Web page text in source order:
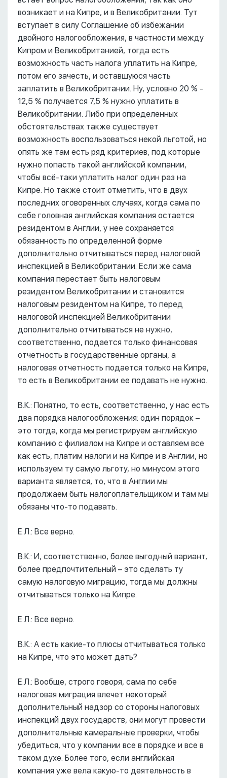
возникает и на Кипре, и в Великобритании. Тут
вступает в силу Соглашение об избежании
двойного налогообложения, в частности между
Кипром и Великобританией, тогда есть
возможность часть налога уплатить на Кипре,
потом его зачесть, и оставшуюся часть
заплатить в Великобритании. Ну, условно 20 % -
12,5 % получается 7,5 % нужно уплатить в
Великобритании. Либо при определенных
обстоятельствах также существует
возможность воспользоваться некой льготой, но
опять же там есть ряд критериев, под которые
нужно попасть такой английской компании,
чтобы всё-таки уплатить налог один раз на
Кипре. Но также стоит отметить, что в двух
последних оговоренных случаях, когда сама по
себе головная английская компания остается
резидентом в Англии, у нее сохраняется
обязанность по определенной форме
дополнительно отчитываться перед налоговой
инспекцией в Великобритании. Если же сама
компания перестает быть налоговым
резидентом Великобритании и становится
налоговым резидентом на Кипре, то перед
налоговой инспекцией Великобритании
дополнительно отчитываться не нужно,
соответственно, подается только финансовая
отчетность в государственные органы, а
налоговая отчетность подается только на Кипре,
то есть в Великобритании ее подавать не нужно.
В.К.: Понятно, то есть, соответственно, у нас есть
два порядка налогообложения: один порядок –
это тогда, когда мы регистрируем английскую
компанию с филиалом на Кипре и оставляем все
как есть, платим налоги и на Кипре и в Англии, но
используем ту самую льготу, но минусом этого
варианта является, то, что в Англии мы
продолжаем быть налогоплательщиком и там мы
обязаны что-то подавать.
Е.Л.: Все верно.
В.К.: И, соответственно, более выгодный вариант,
более предпочтительный – это сделать ту
самую налоговую миграцию, тогда мы должны
отчитываться только на Кипре.
Е.Л.: Все верно.
В.К.: А есть какие-то плюсы отчитываться только
на Кипре, что это может дать?
Е.Л.: Вообще, строго говоря, сама по себе
налоговая миграция влечет некоторый
дополнительный надзор со стороны налоговых
инспекций двух государств, они могут провести
дополнительные камеральные проверки, чтобы
убедиться, что у компании все в порядке и все в
таком духе. Более того, если английская
компания уже вела какую-то деятельность в